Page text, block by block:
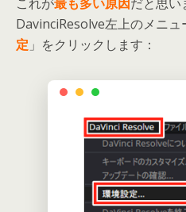
DavinciResolve左上のメニ
定 」をクリックします：